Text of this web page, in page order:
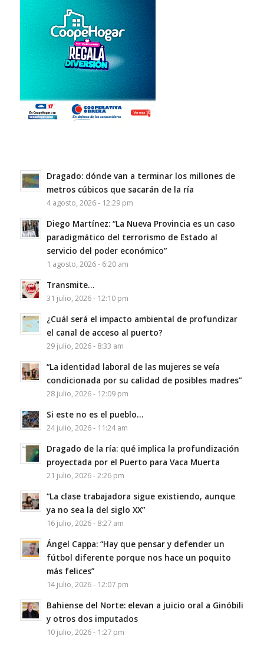
Dragado: dónde van a terminar los millones de
metros cúbicos que sacarán de la ría
4 agosto, 2026 - 12:29 pm
Diego Martínez: “La Nueva Provincia es un caso
paradigmático del terrorismo de Estado al
servicio del poder económico”
1 agosto, 2026 - 6:20 am
Transmite…
31 julio, 2026 - 12:10 pm
¿Cuál será el impacto ambiental de profundizar
el canal de acceso al puerto?
29 julio, 2026 - 8:33 am
“La identidad laboral de las mujeres se veía
condicionada por su calidad de posibles madres”
28 julio, 2026 - 12:09 pm
Si este no es el pueblo…
24 julio, 2026 - 11:24 am
Dragado de la ría: qué implica la profundización
proyectada por el Puerto para Vaca Muerta
21 julio, 2026 - 2:26 pm
“La clase trabajadora sigue existiendo, aunque
ya no sea la del siglo XX”
16 julio, 2026 - 8:27 am
Ángel Cappa: “Hay que pensar y defender un
fútbol diferente porque nos hace un poquito
más felices”
14 julio, 2026 - 12:07 pm
Bahiense del Norte: elevan a juicio oral a Ginóbili
y otros dos imputados
10 julio, 2026 - 1:27 pm